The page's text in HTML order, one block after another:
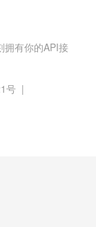
拥有你的API接
号 |